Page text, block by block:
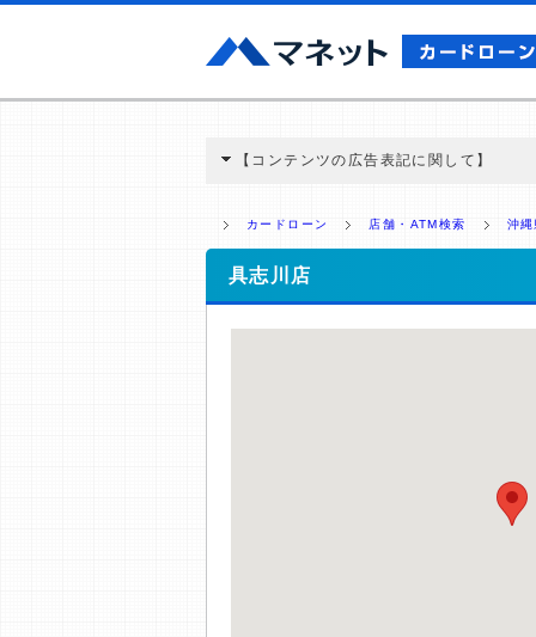
【コンテンツの広告表記に関して】
ミ収集などに基づき、公平性を担保した情
>提携企業一覧
カードローン 店舗・ATM検索 沖
具志川店